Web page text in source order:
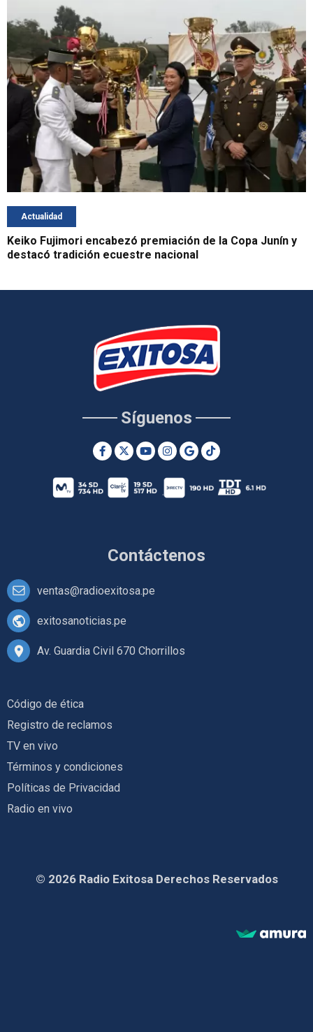
Actualidad
Keiko Fujimori encabezó premiación de la Copa Junín y
destacó tradición ecuestre nacional
Contáctenos
ventas@radioexitosa.pe
exitosanoticias.pe
Av. Guardia Civil 670 Chorrillos
Síguenos
Código de ética
Registro de reclamos
TV en vivo
Términos y condiciones
Políticas de Privacidad
Radio en vivo
© 2026 Radio Exitosa Derechos Reservados